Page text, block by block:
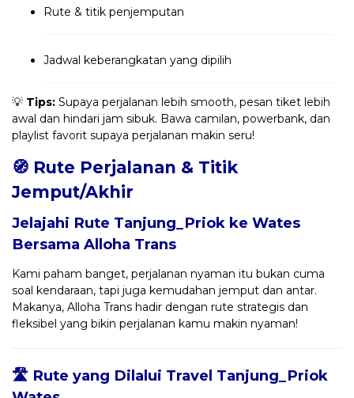
Rute & titik penjemputan
Jadwal keberangkatan yang dipilih
💡 Tips: Supaya perjalanan lebih smooth, pesan tiket lebih
awal dan hindari jam sibuk. Bawa camilan, powerbank, dan
playlist favorit supaya perjalanan makin seru!
🧭 Rute Perjalanan & Titik
Jemput/Akhir
Jelajahi Rute Tanjung_Priok ke Wates
Bersama Alloha Trans
Kami paham banget, perjalanan nyaman itu bukan cuma
soal kendaraan, tapi juga kemudahan jemput dan antar.
Makanya, Alloha Trans hadir dengan rute strategis dan
fleksibel yang bikin perjalanan kamu makin nyaman!
🛣️ Rute yang Dilalui Travel Tanjung_Priok